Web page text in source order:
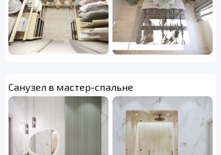
Санузел в мастер-спальне